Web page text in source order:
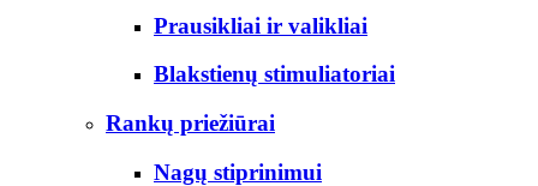
Prausikliai ir valikliai
Blakstienų stimuliatoriai
Rankų priežiūrai
Nagų stiprinimui